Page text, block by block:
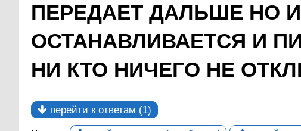
ПЕРЕДАЕТ ДАЛЬШЕ НО
ОСТАНАВЛИВАЕТСЯ И
НИ КТО НИЧЕГО НЕ
перейти к ответам (1)